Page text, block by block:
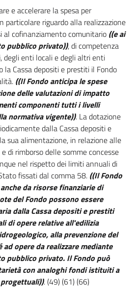
e accelerare la spesa per
particolare riguardo alla realizzazione
cofinanziamento comunitario ((e ai
pubblico privato)), di competenza
degli enti locali e degli altri enti
la Cassa depositi e prestiti il Fondo
((Il Fondo anticipa le spese
delle valutazioni di impatto
componenti tutti i livelli
normativa vigente)). La dotazione
dalla Cassa depositi e
sua alimentazione, in relazione alle
di rimborso delle somme concesse
nel rispetto dei limiti annuali di
fissati dal comma 58. ((Il Fondo
da risorse finanziarie di
del Fondo possono essere
dalla Cassa depositi e prestiti
di opere relative all'edilizia
alla prevenzione del
opere da realizzare mediante
pubblico privato. Il Fondo può
con analoghi fondi istituiti a
. (49) (61) (66)